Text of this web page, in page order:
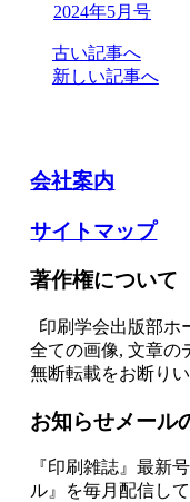
2024年5月号
古い記事へ
新しい記事へ
会社案内
サイトマップ
著作権について
印刷学会出版部ホ
全ての画像, 文章の
無断転載をお断りい
お知らせメール
『印刷雑誌』最新
ル』を毎月配信して